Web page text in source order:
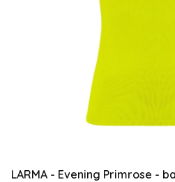
LARMA - Evening Primrose -